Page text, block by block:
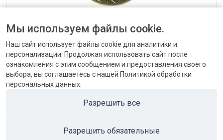
ПОПУЛЯРНЫЕ КАТЕГОРИИ
Мы используем файлы cookie.
Наш сайт использует файлы cookie для аналитики и
персонализации. Продолжая использовать сайт после
ознакомления с этим сообщением и предоставления своего
выбора, вы соглашаетесь с нашей Политикой обработки
персональных данных.
Разрешить все
Разрешить обязательные